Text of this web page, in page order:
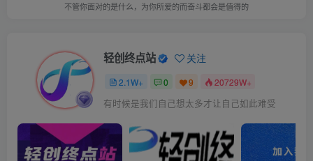
不管你面对的是什么，为你所爱的而奋斗都会是值得的
轻创终点站 关注
2.1W+ 0 9 20729W+
有时候是我们自己想太多才让自己如此难受